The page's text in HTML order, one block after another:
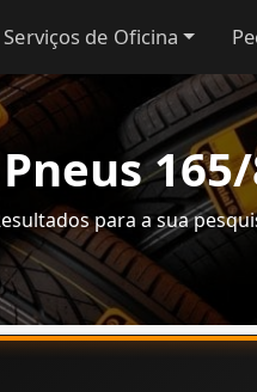
Serviços de Oficina
Pneus
para a sua